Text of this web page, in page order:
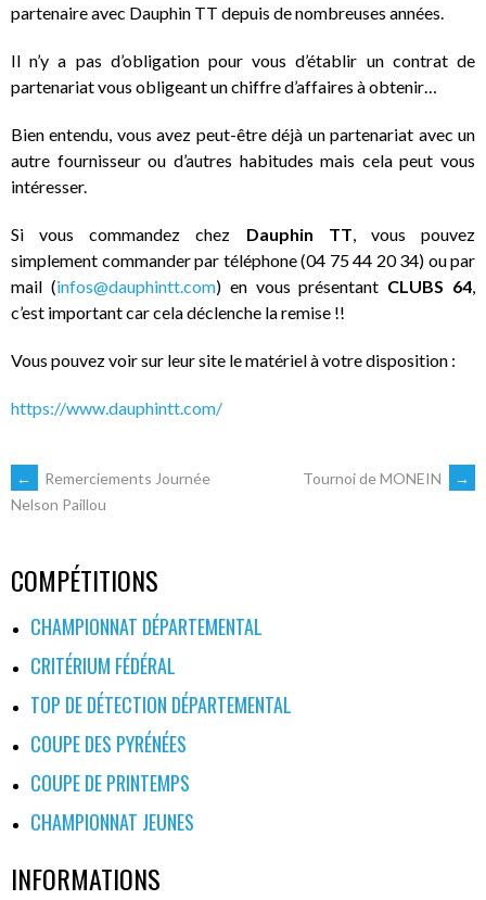
partenaire avec Dauphin TT depuis de nombreuses années.
Il n’y a pas d’obligation pour vous d’établir un contrat de
partenariat vous obligeant un chiffre d’affaires à obtenir…
Bien entendu, vous avez peut-être déjà un partenariat avec un
autre fournisseur ou d’autres habitudes mais cela peut vous
intéresser.
Si vous commandez chez Dauphin TT , vous pouvez
simplement commander par téléphone (04 75 44 20 34) ou par
mail (infos@dauphintt.com) en vous présentant CLUBS 64
c’est important car cela déclenche la remise !!
Vous pouvez voir sur leur site le matériel à votre disposition :
https://www.dauphintt.com/
NAVIGATION
ARTICLES
←
Remerciements Journée
Nelson Paillou
Tournoi de MONEIN →
COMPÉTITIONS
CHAMPIONNAT DÉPARTEMENTAL
CRITÉRIUM FÉDÉRAL
TOP DE DÉTECTION DÉPARTEMENTAL
COUPE DES PYRÉNÉES
COUPE DE PRINTEMPS
CHAMPIONNAT JEUNES
INFORMATIONS